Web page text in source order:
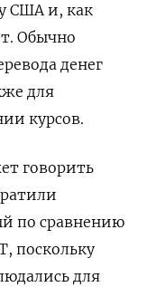
США и, как
Обычно
денег
для
курсов.
говорить
по сравнению
поскольку
для